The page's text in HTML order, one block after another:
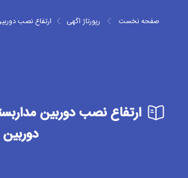
صفحه نخست رپورتاژ اگهی ارتفاع نصب
ارتفاع نصب دوربین
دوربین